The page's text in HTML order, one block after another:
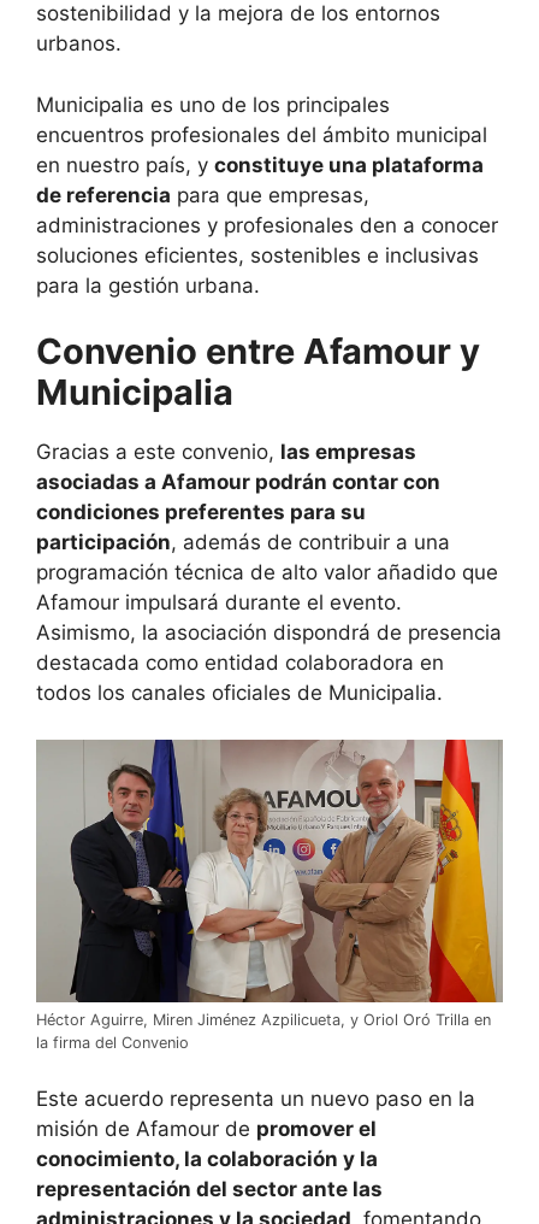
sostenibilidad y la mejora de los entornos
urbanos.
Municipalia es uno de los principales
encuentros profesionales del ámbito municipal
en nuestro país, y constituye una plataforma
de referencia para que empresas,
administraciones y profesionales den a conocer
soluciones eficientes, sostenibles e inclusivas
para la gestión urbana.
Convenio entre Afamour y
Municipalia
Gracias a este convenio, las empresas
asociadas a Afamour podrán contar con
condiciones preferentes para su
participación, además de contribuir a una
programación técnica de alto valor añadido que
Afamour impulsará durante el evento.
Asimismo, la asociación dispondrá de presencia
destacada como entidad colaboradora en
todos los canales oficiales de Municipalia.
Héctor Aguirre, Miren Jiménez Azpilicueta, y Oriol Oró Trilla en
la firma del Convenio
Este acuerdo representa un nuevo paso en la
misión de Afamour de promover el
conocimiento, la colaboración y la
representación del sector ante las